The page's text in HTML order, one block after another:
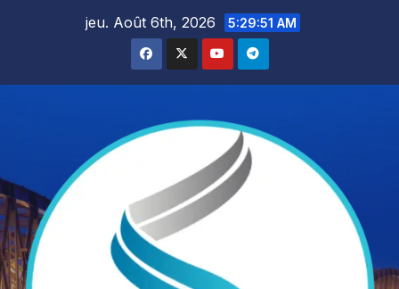
jeu. Août 6th, 2026 5:29:53 AM